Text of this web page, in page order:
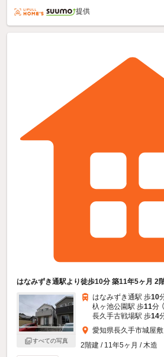
提供
はなみずき通駅より徒歩10分 築11年5ヶ月 2
すべての写真
はなみずき通駅 歩10
杁ヶ池公園駅 歩11分
長久手古戦場駅 歩14
愛知県長久手市城屋敷
2階建 / 11年5ヶ月 / 木造